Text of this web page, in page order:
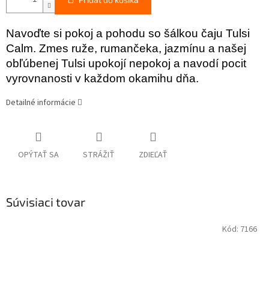
Navoďte si pokoj a pohodu so šálkou čaju Tulsi
Calm. Zmes ruže, rumančeka, jazmínu a našej
obľúbenej Tulsi upokojí nepokoj a navodí pocit
vyrovnanosti v každom okamihu dňa.
Detailné informácie
OPÝTAŤ SA STRÁŽIŤ ZDIEĽAŤ
Súvisiaci tovar
Kód: 7166